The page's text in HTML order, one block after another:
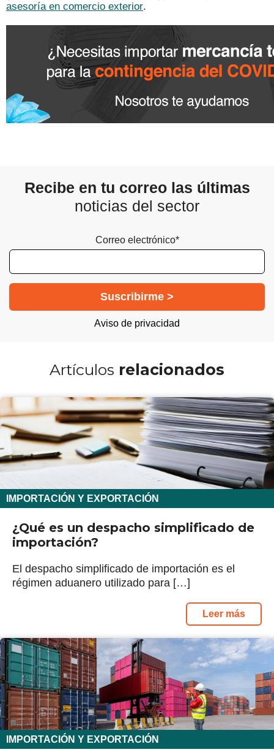
asesoría en comercio exterior.
Recibe en tu correo las últimas
noticias del sector
Correo electrónico*
Aviso de privacidad
Artículos relacionados
IMPORTACIÓN Y EXPORTACIÓN
¿Qué es un despacho simplificado de
importación?
El despacho simplificado de importación es el
régimen aduanero utilizado para […]
Leer más
IMPORTACIÓN Y EXPORTACIÓN